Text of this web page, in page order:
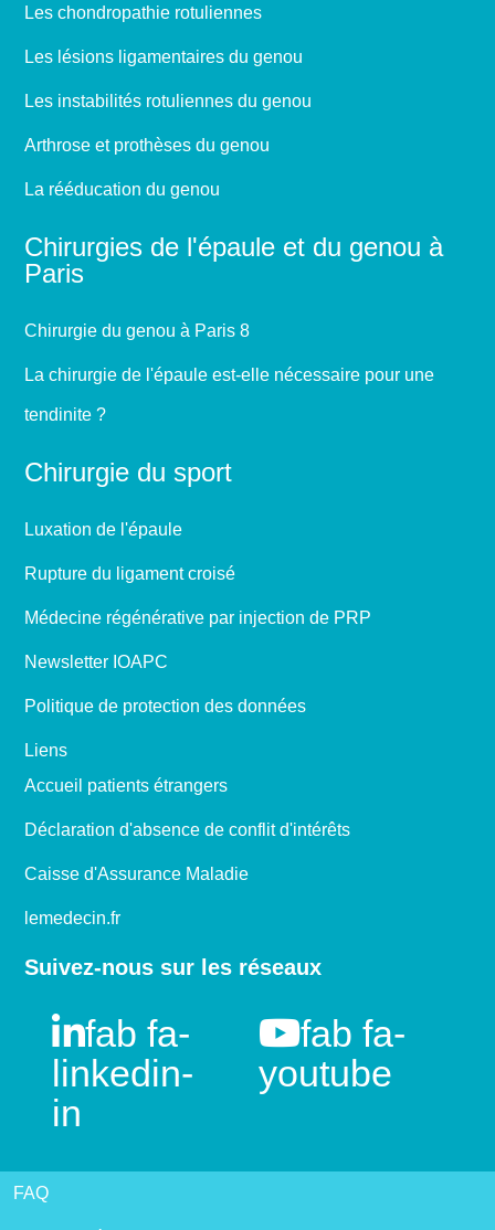
Les chondropathie rotuliennes
Les lésions ligamentaires du genou
Les instabilités rotuliennes du genou
Arthrose et prothèses du genou
La rééducation du genou
Chirurgies de l'épaule et du genou à
Paris
Chirurgie du genou à Paris 8
La chirurgie de l'épaule est-elle nécessaire pour une
tendinite ?
Chirurgie du sport
Luxation de l'épaule
Rupture du ligament croisé
Médecine régénérative par injection de PRP
Newsletter IOAPC
Politique de protection des données
Liens
Accueil patients étrangers
Déclaration d'absence de conflit d'intérêts
Caisse d'Assurance Maladie
lemedecin.fr
Suivez-nous sur les réseaux
fab fa-
linkedin-
in
fab fa-
youtube
FAQ